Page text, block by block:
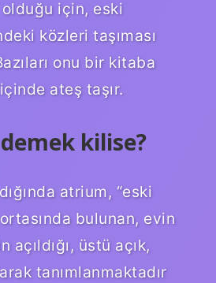
için, eski
közleri taşıması
onu bir kitaba
ateş taşır.
kilise?
atrium, “eski
bulunan, evin
üstü açık,
tanımlanmaktadır